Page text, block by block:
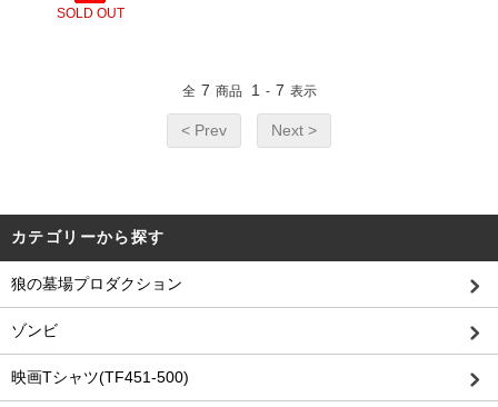
SOLD OUT
全 7 商品 1 - 7 表示
< Prev Next >
カテゴリーから探す
狼の墓場プロダクション
ゾンビ
映画Tシャツ(TF451-500)